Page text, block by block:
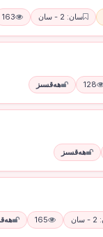
سان: 2 - سان 163
128 ھەقسىز
ھەقسىز
165